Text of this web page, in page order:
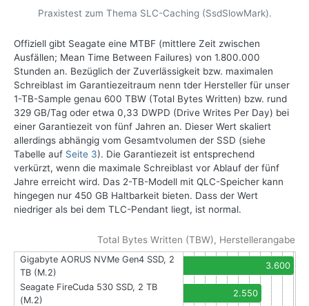
Praxistest zum Thema SLC-Caching (SsdSlowMark).
Offiziell gibt Seagate eine MTBF (mittlere Zeit zwischen
Ausfällen; Mean Time Between Failures) von 1.800.000
Stunden an. Bezüglich der Zuverlässigkeit bzw. maximalen
Schreiblast im Garantiezeitraum nenn tder Hersteller für unser
1-TB-Sample genau 600 TBW (Total Bytes Written) bzw. rund
329 GB/Tag oder etwa 0,33 DWPD (Drive Writes Per Day) bei
einer Garantiezeit von fünf Jahren an. Dieser Wert skaliert
allerdings abhängig vom Gesamtvolumen der SSD (siehe
Tabelle auf Seite 3). Die Garantiezeit ist entsprechend
verkürzt, wenn die maximale Schreiblast vor Ablauf der fünf
Jahre erreicht wird. Das 2-TB-Modell mit QLC-Speicher kann
hingegen nur 450 GB Haltbarkeit bieten. Dass der Wert
niedriger als bei dem TLC-Pendant liegt, ist normal.
Total Bytes Written (TBW), Herstellerangabe
Gigabyte AORUS NVMe Gen4 SSD, 2
TB (M.2)
3.600
Seagate FireCuda 530 SSD, 2 TB
(M.2)
2.550